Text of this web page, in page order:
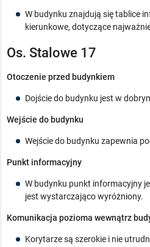
W budynku znajdują się tablice
kierunkowe, dotyczące
Os. Stalowe 17
Otoczenie przed budynkiem
Dojście do budynku jest w
Wejście do budynku
Wejście do budynku zapewnia
Punkt informacyjny
W budynku punkt informacyjny
jest wystarczająco wyróżniony.
Komunikacja pozioma wewnątrz
Korytarze są szerokie i nie